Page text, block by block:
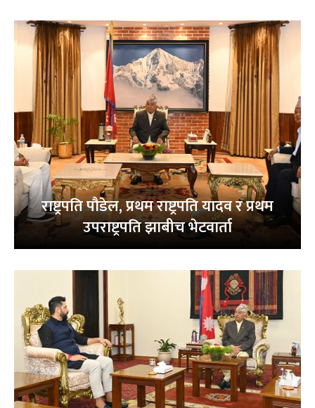
राष्ट्रपति पौडेल, प्रथम राष्ट्रपति यादव र प्रथम
उपराष्ट्रपति झाबीच भेटवार्ता